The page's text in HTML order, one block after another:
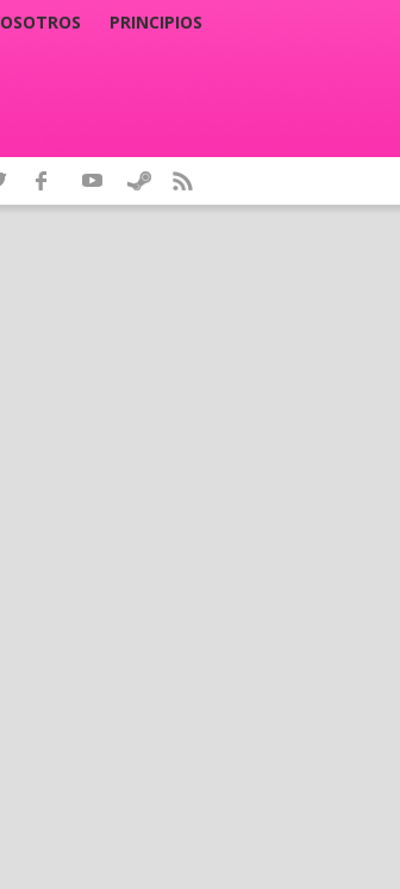
PRINCIPIOS